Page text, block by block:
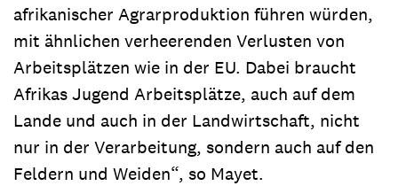
afrikanischer Agrarproduktion führen würden,
mit ähnlichen verheerenden Verlusten von
Arbeitsplätzen wie in der EU. Dabei braucht
Afrikas Jugend Arbeitsplätze, auch auf dem
Lande und auch in der Landwirtschaft, nicht
nur in der Verarbeitung, sondern auch auf den
Feldern und Weiden“, so Mayet.